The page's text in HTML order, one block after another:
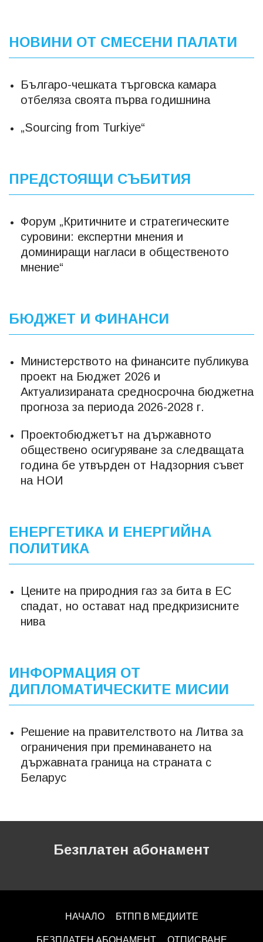
НОВИНИ ОТ СМЕСЕНИ ПАЛАТИ
Българо-чешката търговска камара
отбеляза своята първа годишнина
„Sourcing from Turkiye“
ПРЕДСТОЯЩИ СЪБИТИЯ
Форум „Критичните и стратегическите
суровини: експертни мнения и
доминиращи нагласи в общественото
мнение“
БЮДЖЕТ И ФИНАНСИ
Министерството на финансите публикува
проект на Бюджет 2026 и
Актуализираната средносрочна бюджетна
прогноза за периода 2026-2028 г.
Проектобюджетът на държавното
обществено осигуряване за следващата
година бе утвърден от Надзорния съвет
на НОИ
ЕНЕРГЕТИКА И ЕНЕРГИЙНА
ПОЛИТИКА
Цените на природния газ за бита в ЕС
спадат, но остават над предкризисните
нива
ИНФОРМАЦИЯ ОТ
ДИПЛОМАТИЧЕСКИТЕ МИСИИ
Решение на правителството на Литва за
ограничения при преминаването на
държавната граница на страната с
Беларус
Безплатен абонамент
НАЧАЛО БТПП В МЕДИИТЕ
БЕЗПЛАТЕН AБОНАМЕНТ ОТПИСВАНЕ